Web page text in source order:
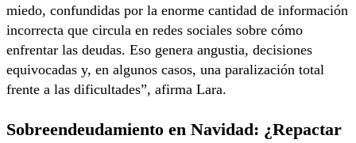
miedo, confundidas por la enorme cantidad de información
incorrecta que circula en redes sociales sobre cómo
enfrentar las deudas. Eso genera angustia, decisiones
equivocadas y, en algunos casos, una paralización total
frente a las dificultades”, afirma Lara.
Sobreendeudamiento en Navidad: ¿Repactar